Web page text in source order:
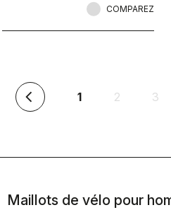
COMPAREZ
arrow_back_ios 1(en
2 3
Maillots de vélo pour